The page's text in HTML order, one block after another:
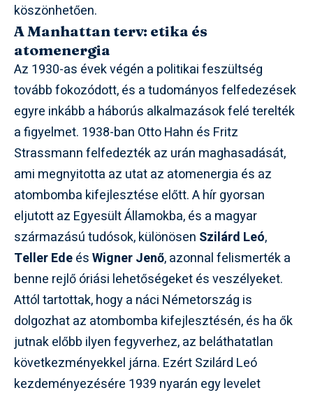
köszönhetően.
A Manhattan terv: etika és
atomenergia
Az 1930-as évek végén a politikai feszültség
tovább fokozódott, és a tudományos felfedezések
egyre inkább a háborús alkalmazások felé terelték
a figyelmet. 1938-ban Otto Hahn és Fritz
Strassmann felfedezték az urán maghasadását,
ami megnyitotta az utat az atomenergia és az
atombomba kifejlesztése előtt. A hír gyorsan
eljutott az Egyesült Államokba, és a magyar
származású tudósok, különösen Szilárd Leó,
Teller EdeésWigner Jenő, azonnal felismerték a
benne rejlő óriási lehetőségeket és veszélyeket.
Attól tartottak, hogy a náci Németország is
dolgozhat az atombomba kifejlesztésén, és ha ők
jutnak előbb ilyen fegyverhez, az beláthatatlan
következményekkel járna. Ezért Szilárd Leó
kezdeményezésére 1939 nyarán egy levelet